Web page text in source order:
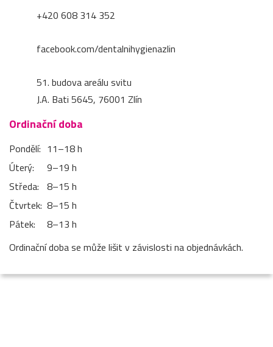
+420 608 314 352
facebook.com/dentalnihygienazlin
51. budova areálu svitu
J.A. Bati 5645, 76001 Zlín
Ordinační doba
Pondělí: 11–⁠18 h
Úterý:
9–⁠19 h
Středa: 8–⁠15 h
Čtvrtek: 8–⁠15 h
Pátek:
8–⁠13 h
Ordinační doba se může lišit v závislosti na objednávkách.